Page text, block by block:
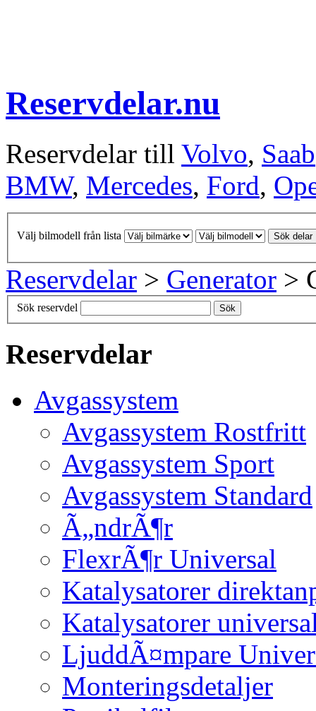
Reservdelar.nu
Reservdelar till Volvo, Saab
BMW, Mercedes, Ford,
Välj bilmodell från lista Sök delar
Reservdelar > Generator >
Sök reservdel Sök
Reservdelar
Avgassystem
Avgassystem Rostfritt
Avgassystem Sport
Avgassystem Standard
Ã„ndrÃ¶r
FlexrÃ¶r Universal
Katalysatorer
Katalysatorer
LjuddÃ¤mpare
Monteringsdetaljer